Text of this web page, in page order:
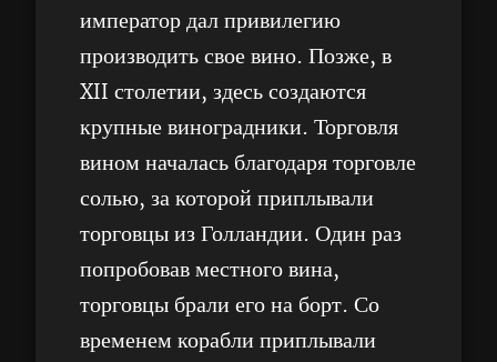
император дал привилегию
производить свое вино. Позже, в
XII столетии, здесь создаются
крупные виноградники. Торговля
вином началась благодаря торговле
солью, за которой приплывали
торговцы из Голландии. Один раз
попробовав местного вина,
торговцы брали его на борт. Со
временем корабли приплывали